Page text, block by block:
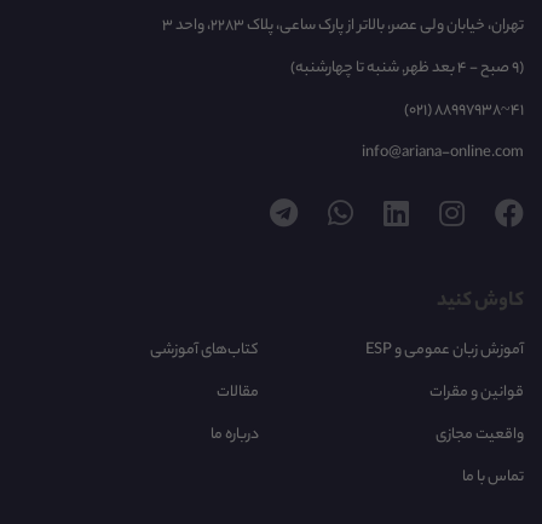
تهران، خیابان ولی عصر، بالاتر از پارک ساعی، پلاک 2283، واحد 3
(9 صبح - 4 بعد ظهر, شنبه تا چهارشنبه)
(021) 88997938~41
info@ariana-online.com
کاوش کنید
آموزش زبان عمومی و ESP
کتاب‌های آموزشی
قوانین و مقرات
مقالات
واقعیت مجازی
درباره ما
تماس با ما